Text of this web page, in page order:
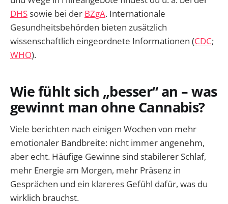
DHSsowie bei der BZgA. Internationale
Gesundheitsbehörden bieten zusätzlich
wissenschaftlich eingeordnete Informationen (CDC;
WHO).
Wie fühlt sich „besser“ an – was
gewinnt man ohne Cannabis?
Viele berichten nach einigen Wochen von mehr
emotionaler Bandbreite: nicht immer angenehm,
aber echt. Häufige Gewinne sind stabilerer Schlaf,
mehr Energie am Morgen, mehr Präsenz in
Gesprächen und ein klareres Gefühl dafür, was du
wirklich brauchst.